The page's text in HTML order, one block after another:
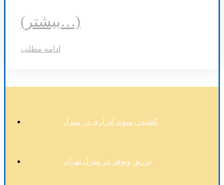
(بیشتر…)
ادامه مطلب
کشیدن سوند ادراری در منزل
تزریق ونوفر در منزل تهران